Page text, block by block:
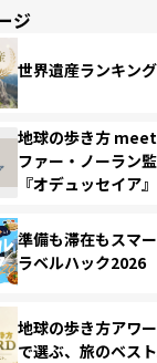
ジ
世界遺産ランキング
地球の歩き方
ファー・ノーラン
『オデュッセイア』
準備も滞在もスマ
ラベルハック2026
地球の歩き方アワ
で選ぶ、旅のベスト